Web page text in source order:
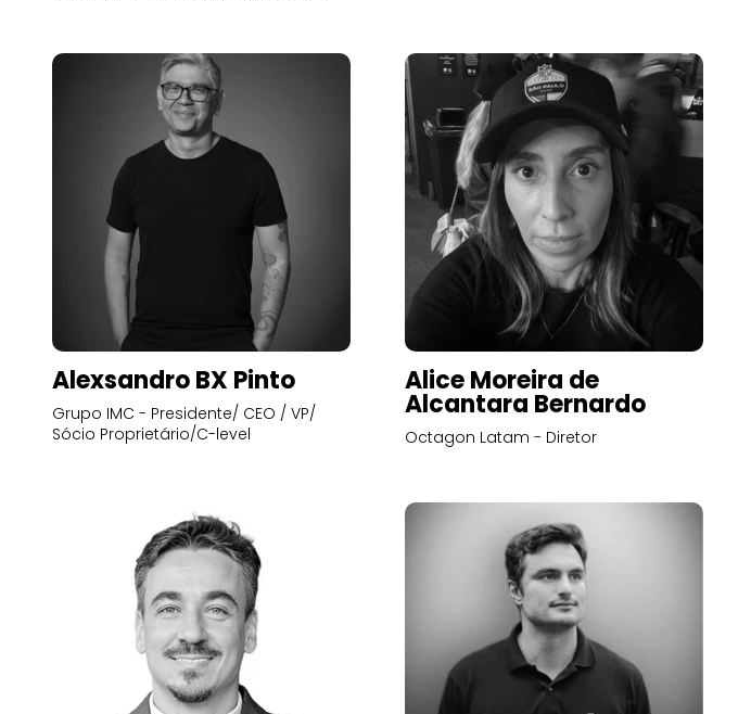
Alexsandro BX Pinto
Grupo IMC - Presidente/ CEO / VP/
Sócio Proprietário/C-level
Alice Moreira de
Alcantara Bernardo
Octagon Latam - Diretor